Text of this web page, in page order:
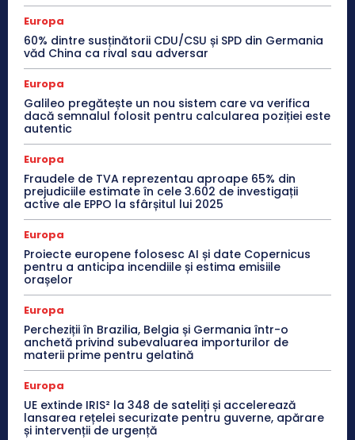
Europa
60% dintre susținătorii CDU/CSU și SPD din Germania
văd China ca rival sau adversar
Europa
Galileo pregătește un nou sistem care va verifica
dacă semnalul folosit pentru calcularea poziției este
autentic
Europa
Fraudele de TVA reprezentau aproape 65% din
prejudiciile estimate în cele 3.602 de investigații
active ale EPPO la sfârșitul lui 2025
Europa
Proiecte europene folosesc AI și date Copernicus
pentru a anticipa incendiile și estima emisiile
orașelor
Europa
Percheziții în Brazilia, Belgia și Germania într-o
anchetă privind subevaluarea importurilor de
materii prime pentru gelatină
Europa
UE extinde IRIS² la 348 de sateliți și accelerează
lansarea rețelei securizate pentru guverne, apărare
și intervenții de urgență